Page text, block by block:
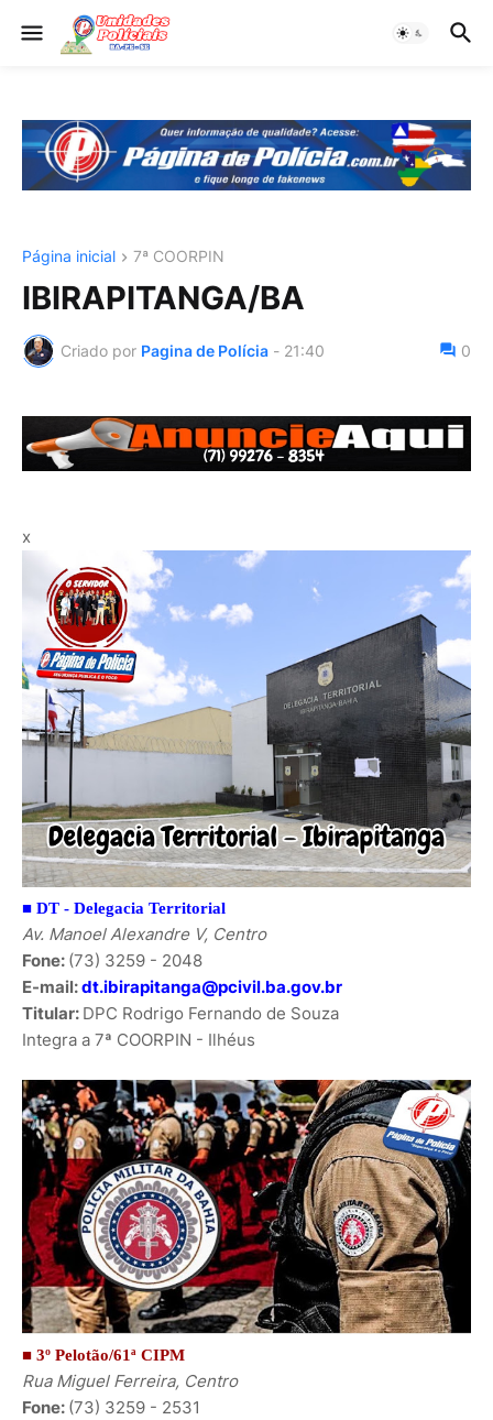
Página inicial 7ª COORPIN
IBIRAPITANGA/BA
Criado por Pagina de Polícia - 21:40 0
x
■ DT - Delegacia Territorial
Av. Manoel Alexandre V, Centro
Fone: (73) 3259 - 2048
E-mail:dt.ibirapitanga@pcivil.ba.gov.br
Titular: DPC Rodrigo Fernando de Souza
Integra a 7ª COORPIN - Ilhéus
■ 3º Pelotão/61ª CIPM
Rua Miguel Ferreira, Centro
Fone: (73) 3259 - 2531